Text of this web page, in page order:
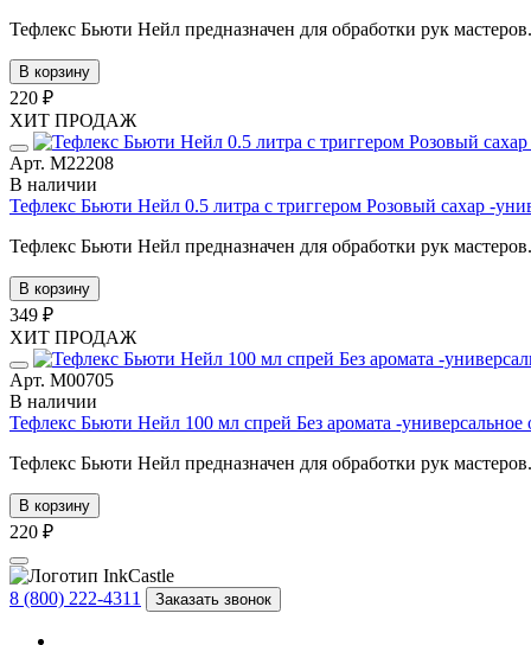
Тефлекс Бьюти Нейл предназначен для обработки рук
В корзину
220 ₽
ХИТ ПРОДАЖ
Арт. М22208
В наличии
Тефлекс Бьюти Нейл 0.5 литра с триггером Розовый сахар -
Тефлекс Бьюти Нейл предназначен для обработки рук
В корзину
349 ₽
ХИТ ПРОДАЖ
Арт. М00705
В наличии
Тефлекс Бьюти Нейл 100 мл спрей Без аромата -
Тефлекс Бьюти Нейл предназначен для обработки рук
В корзину
220 ₽
8 (800) 222-4311 Заказать звонок